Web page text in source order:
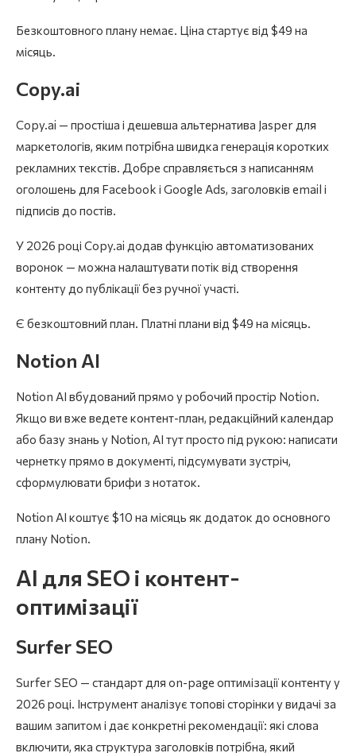
Безкоштовного плану немає. Ціна стартує від $49 на
місяць.
Copy.ai
Copy.ai — простіша і дешевша альтернатива Jasper для
маркетологів, яким потрібна швидка генерація коротких
рекламних текстів. Добре справляється з написанням
оголошень для Facebook і Google Ads, заголовків email і
підписів до постів.
У 2026 році Copy.ai додав функцію автоматизованих
воронок — можна налаштувати потік від створення
контенту до публікації без ручної участі.
Є безкоштовний план. Платні плани від $49 на місяць.
Notion AI
Notion AI вбудований прямо у робочий простір Notion.
Якщо ви вже ведете контент-план, редакційний календар
або базу знань у Notion, AI тут просто під рукою: написати
чернетку прямо в документі, підсумувати зустріч,
сформулювати брифи з нотаток.
Notion AI коштує $10 на місяць як додаток до основного
плану Notion.
AI для SEO і контент-
оптимізації
Surfer SEO
Surfer SEO — стандарт для on-page оптимізації контенту у
2026 році. Інструмент аналізує топові сторінки у видачі за
вашим запитом і дає конкретні рекомендації: які слова
включити, яка структура заголовків потрібна, який